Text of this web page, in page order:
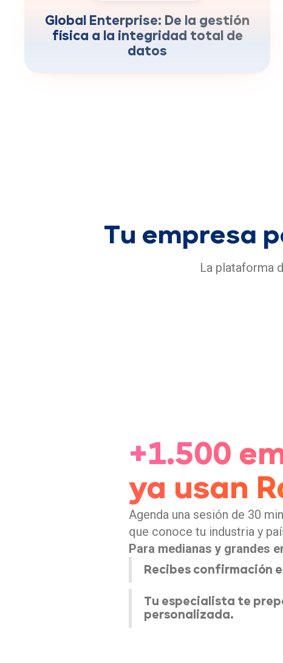
-100%
Global Enterprise: De la gestión
física a la integridad total de
datos
Tu empresa
La plataforma
+1.500
ya usan
Agenda una sesión de 30
que conoce tu industria y
Para medianas y grandes
Recibes confirmación
Tu especialista te
personalizada.